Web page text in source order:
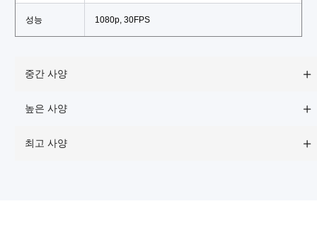
성능 1080p, 30FPS
중간 사양
높은 사양
최고 사양